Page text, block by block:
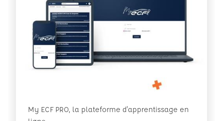
My ECF PRO, la plateforme d'apprentissage en